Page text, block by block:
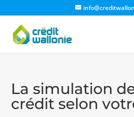
La simulation
crédit selon